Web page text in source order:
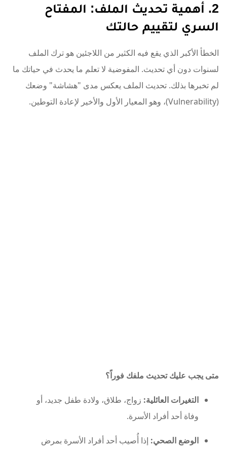
2. أهمية تحديث الملف: المفتاح
السري لتقييم حالتك
الخطأ الأكبر الذي يقع فيه الكثير من اللاجئين هو ترك الملف
لسنوات دون أي تحديث. المفوضية لا تعلم ما يحدث في حياتك ما
لم تخبرها بذلك. تحديث الملف يعكس مدى "هشاشة" وضعك
(Vulnerability)، وهو المعيار الأول والأخير لإعادة التوطين.
متى يجب عليك تحديث ملفك فوراً؟
التغيرات العائلية: زواج، طلاق، ولادة طفل جديد، أو
وفاة أحد أفراد الأسرة.
الوضع الصحي: إذا أُصيب أحد أفراد الأسرة بمرض